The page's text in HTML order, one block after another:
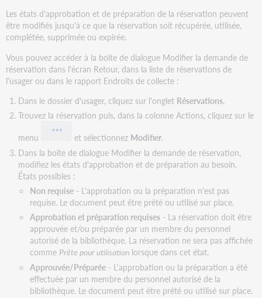
Les états d'approbation et de préparation de la réservation peuvent
être modifiés jusqu'à ce que la réservation soit récupérée, utilisée,
complétée, supprimée ou expirée.
Vous pouvez accéder à la boîte de dialogue Modifier la demande de
réservation dans l'écran Retour, dans la liste de réservations de
l'usager ou dans le rapport Endroits de collecte :
Dans le dossier d'usager, cliquez sur l'onglet Réservations.
Trouvez la réservation puis, dans la colonne Actions, cliquez sur le
menu
et sélectionnez Modifier.
Dans la boîte de dialogue Modifier la demande de réservation,
modifiez les états d'approbation et de préparation au besoin.
États possibles :
Non requise- L'approbation ou la préparation n'est pas
requise. Le document peut être prêté ou utilisé sur place.
Approbation et préparation requises- La réservation doit être
approuvée et/ou préparée par un membre du personnel
autorisé de la bibliothèque. La réservation ne sera pas affichée
comme Prête pour utilisationlorsque dans cet état.
Approuvée/Préparée- L'approbation ou la préparation a été
effectuée par un membre du personnel autorisé de la
bibliothèque. Le document peut être prêté ou utilisé sur place.